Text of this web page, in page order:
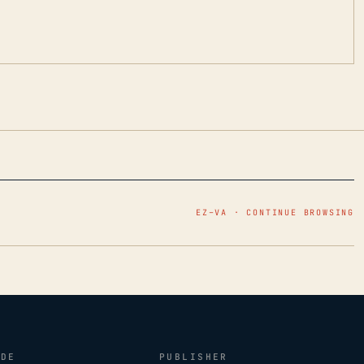
EZ–VA · CONTINUE BROWSING
PUBLISHER